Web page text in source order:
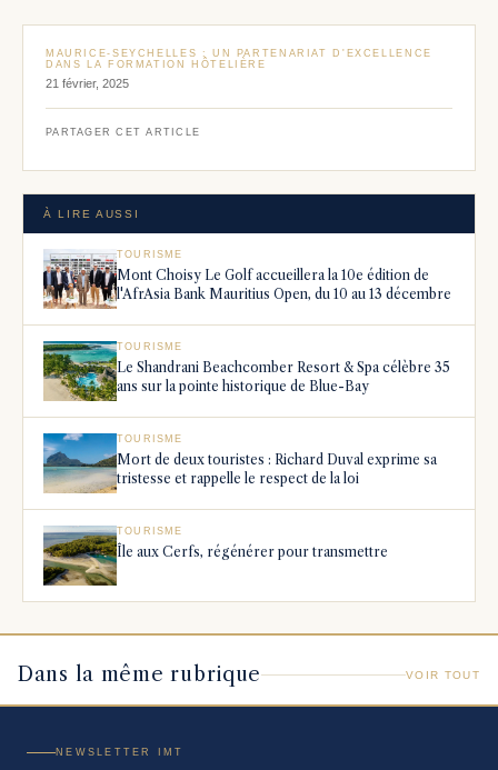
MAURICE-SEYCHELLES : UN PARTENARIAT D'EXCELLENCE
DANS LA FORMATION HÔTELIÈRE
21 février, 2025
PARTAGER CET ARTICLE
À LIRE AUSSI
TOURISME
Mont Choisy Le Golf accueillera la 10e édition de
l'AfrAsia Bank Mauritius Open, du 10 au 13 décembre
TOURISME
Le Shandrani Beachcomber Resort & Spa célèbre 35
ans sur la pointe historique de Blue-Bay
TOURISME
Mort de deux touristes : Richard Duval exprime sa
tristesse et rappelle le respect de la loi
TOURISME
Île aux Cerfs, régénérer pour transmettre
Dans la même rubrique VOIR TOUT
NEWSLETTER IMT